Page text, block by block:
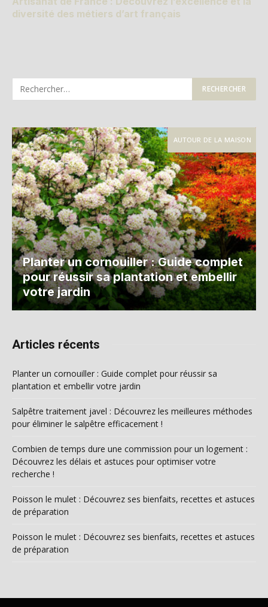
diversité des métiers d’art français
AUTOUR DE LA MAISON
Planter un cornouiller : Guide complet
pour réussir sa plantation et embellir
votre jardin
Articles récents
Planter un cornouiller : Guide complet pour réussir sa
plantation et embellir votre jardin
Salpêtre traitement javel : Découvrez les meilleures méthodes
pour éliminer le salpêtre efficacement !
Combien de temps dure une commission pour un logement :
Découvrez les délais et astuces pour optimiser votre
recherche !
Poisson le mulet : Découvrez ses bienfaits, recettes et astuces
de préparation
Poisson le mulet : Découvrez ses bienfaits, recettes et astuces
de préparation